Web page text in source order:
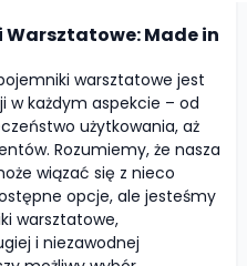
Made in
warsztatowe jest
w każdym aspekcie – od
użytkowania, aż
Rozumiemy, że nasza
wiązać się z nieco
opcje, ale jesteśmy
warsztatowe,
i niezawodnej